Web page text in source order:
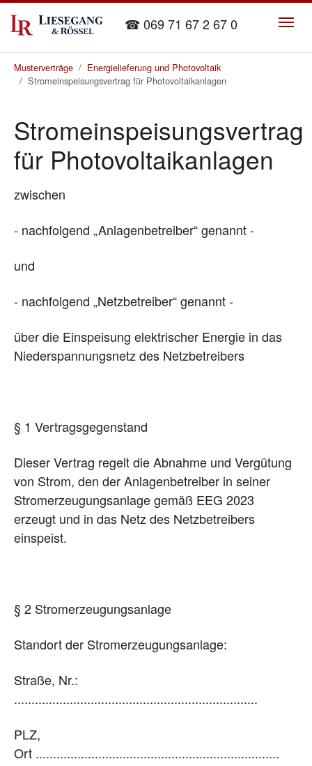
Skip to main content
☎ 069 71 67 2 67 0
You are here:
Musterverträge
Energielieferung und Photovoltaik
Stromeinspeisungsvertrag für Photovoltaikanlagen
Stromeinspeisungsvertrag
für Photovoltaikanlagen
zwischen
- nachfolgend „Anlagenbetreiber“ genannt -
und
- nachfolgend „Netzbetreiber“ genannt -
über die Einspeisung elektrischer Energie in das
Niederspannungsnetz des Netzbetreibers
§ 1 Vertragsgegenstand
Dieser Vertrag regelt die Abnahme und Vergütung
von Strom, den der Anlagenbetreiber in seiner
Stromerzeugungsanlage gemäß EEG 2023
erzeugt und in das Netz des Netzbetreibers
einspeist.
§ 2 Stromerzeugungsanlage
Standort der Stromerzeugungsanlage:
Straße, Nr.:
......................................................................
PLZ,
Ort ......................................................................